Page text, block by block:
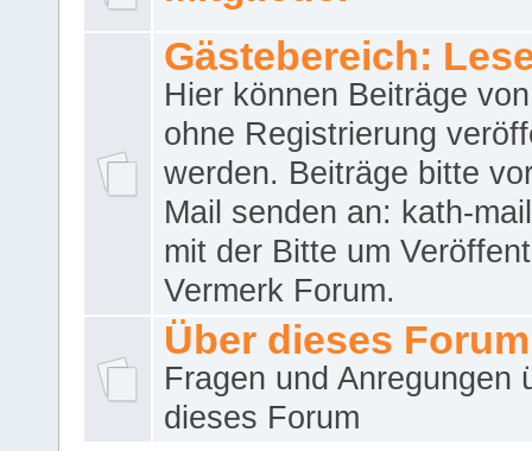
Gästebereich:
Hier können Beiträge
ohne Registrierung
werden. Beiträge bitte
Mail senden an: kath-
mit der Bitte um
Vermerk Forum.
Über dieses Forum
Fragen und Anregungen
dieses Forum